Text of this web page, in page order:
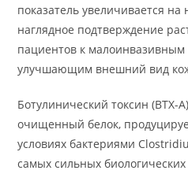
показатель увеличивается на
наглядное подтверждение
пациентов к
улучшающим внешний вид
Ботулинический токсин (BTX-
очищенный белок,
условиях бактериями
самых сильных